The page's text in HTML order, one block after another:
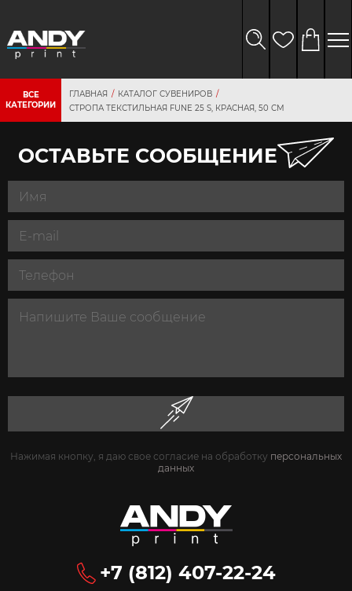
ВСЕ
КАТЕГОРИИ
ГЛАВНАЯ
КАТАЛОГ СУВЕНИРОВ
СТРОПА ТЕКСТИЛЬНАЯ FUNE 25 S, КРАСНАЯ, 50 СМ
ОСТАВЬТЕ СООБЩЕНИЕ
Нажимая кнопку, я даю свое согласие на обработку персональных
данных
+7 (812) 407-22-24
данных